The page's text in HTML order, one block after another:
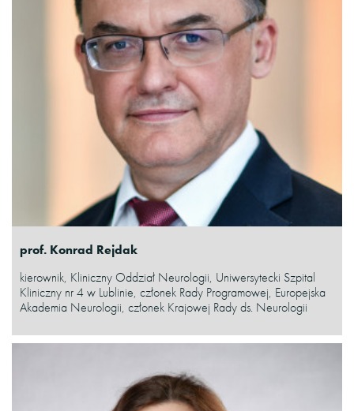
prof. Konrad Rejdak
kierownik, Kliniczny Oddział Neurologii, Uniwersytecki Szpital
Kliniczny nr 4 w Lublinie, członek Rady Programowej, Europejska
Akademia Neurologii, członek Krajowej Rady ds. Neurologii